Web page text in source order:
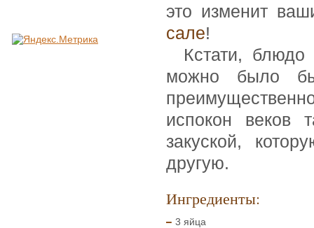
это изменит
сале!
Кстати, блюдо
можно было
испокон веков
закуской,
другую.
Ингредиенты:
3 яйца